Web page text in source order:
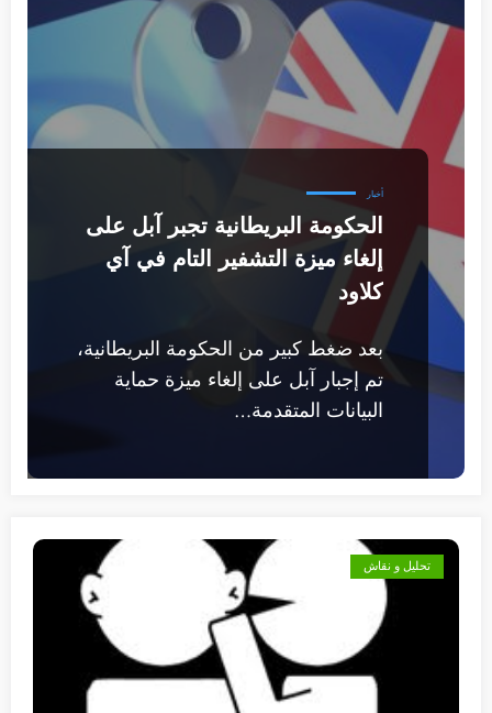
أخبار
الحكومة البريطانية تجبر آبل على
إلغاء ميزة التشفير التام في آي
كلاود
بعد ضغط كبير من الحكومة البريطانية،
تم إجبار آبل على إلغاء ميزة حماية
البيانات المتقدمة…
تحليل و نقاش